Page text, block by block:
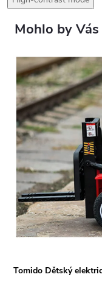
Tomido Dětský